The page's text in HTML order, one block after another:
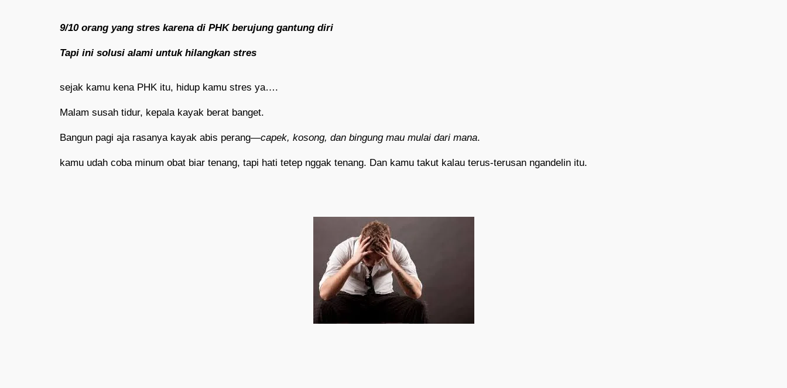
9/10 orang yang stres karena di PHK berujung gantung diri
Tapi ini solusi alami untuk hilangkan stres
sejak kamu kena PHK itu, hidup kamu stres ya….
Malam susah tidur, kepala kayak berat banget.
Bangun pagi aja rasanya kayak abis perang—capek, kosong, dan bingung mau mulai dari mana.
kamu udah coba minum obat biar tenang, tapi hati tetep nggak tenang. Dan kamu takut kalau terus-terusan ngandelin itu.